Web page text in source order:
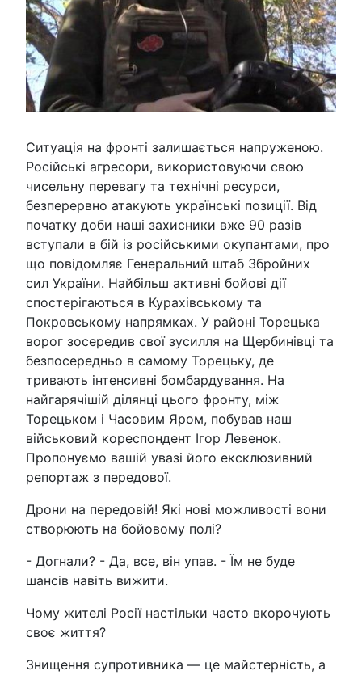
Ситуація на фронті залишається напруженою.
Російські агресори, використовуючи свою
чисельну перевагу та технічні ресурси,
безперервно атакують українські позиції. Від
початку доби наші захисники вже 90 разів
вступали в бій із російськими окупантами, про
що повідомляє Генеральний штаб Збройних
сил України. Найбільш активні бойові дії
спостерігаються в Курахівському та
Покровському напрямках. У районі Торецька
ворог зосередив свої зусилля на Щербинівці та
безпосередньо в самому Торецьку, де
тривають інтенсивні бомбардування. На
найгарячішій ділянці цього фронту, між
Торецьком і Часовим Яром, побував наш
військовий кореспондент Ігор Левенок.
Пропонуємо вашій увазі його ексклюзивний
репортаж з передової.
Дрони на передовій! Які нові можливості вони
створюють на бойовому полі?
- Догнали? - Да, все, він упав. - Їм не буде
шансів навіть вижити.
Чому жителі Росії настільки часто вкорочують
своє життя?
Знищення супротивника — це майстерність, а